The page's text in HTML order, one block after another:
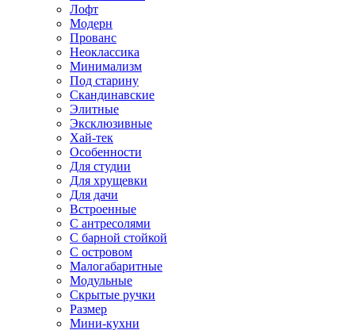
Лофт
Модерн
Прованс
Неоклассика
Минимализм
Под старину
Скандинавские
Элитные
Эксклюзивные
Хай-тек
Особенности
Для студии
Для хрущевки
Для дачи
Встроенные
С антресолями
С барной стойкой
С островом
Малогабаритные
Модульные
Скрытые ручки
Размер
Мини-кухни